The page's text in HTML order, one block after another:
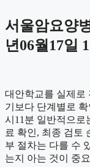
서울암요양
년06월17일
대안학교를 실제로
기보다 단계별로
시11분 일반적으로
료 확인, 최종 검토
부 절차는 다를 수
는지 아는 것이 중